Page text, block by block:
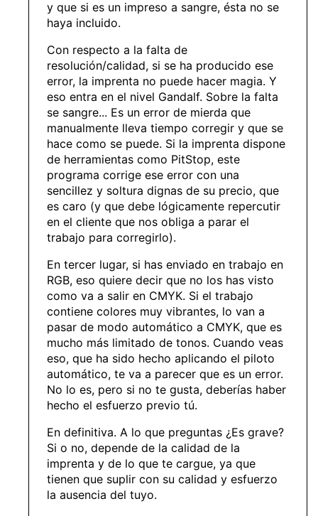
y que si es un impreso a sangre, ésta no se
haya incluido.
Con respecto a la falta de
resolución/calidad, si se ha producido ese
error, la imprenta no puede hacer magia. Y
eso entra en el nivel Gandalf. Sobre la falta
se sangre... Es un error de mierda que
manualmente lleva tiempo corregir y que se
hace como se puede. Si la imprenta dispone
de herramientas como PitStop, este
programa corrige ese error con una
sencillez y soltura dignas de su precio, que
es caro (y que debe lógicamente repercutir
en el cliente que nos obliga a parar el
trabajo para corregirlo).
En tercer lugar, si has enviado en trabajo en
RGB, eso quiere decir que no los has visto
como va a salir en CMYK. Si el trabajo
contiene colores muy vibrantes, lo van a
pasar de modo automático a CMYK, que es
mucho más limitado de tonos. Cuando veas
eso, que ha sido hecho aplicando el piloto
automático, te va a parecer que es un error.
No lo es, pero si no te gusta, deberías haber
hecho el esfuerzo previo tú.
En definitiva. A lo que preguntas ¿Es grave?
Si o no, depende de la calidad de la
imprenta y de lo que te cargue, ya que
tienen que suplir con su calidad y esfuerzo
la ausencia del tuyo.